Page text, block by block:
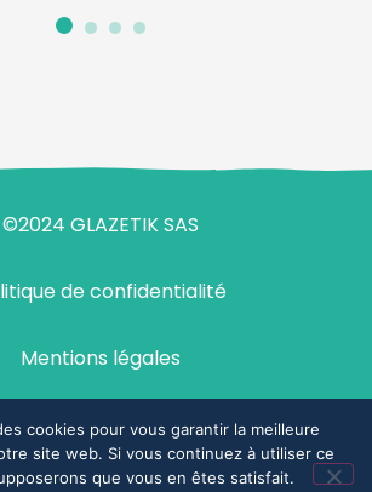
©2024 GLAZETIK SAS
de confidentialité
Mentions légales
: agence Demi-Sel
cookies pour vous garantir la meilleure
site web. Si vous continuez à utiliser ce
que vous en êtes satisfait.